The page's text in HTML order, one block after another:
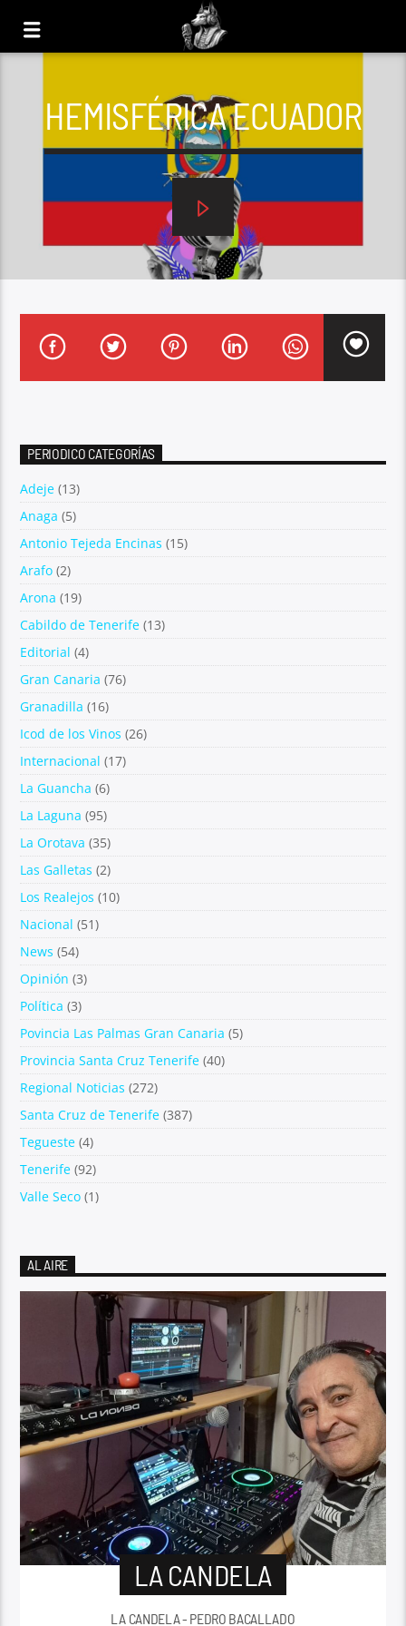
HEMISFÉRICA ECUADOR
PERIODICO CATEGORÍAS
Adeje (13)
Anaga (5)
Antonio Tejeda Encinas (15)
Arafo (2)
Arona (19)
Cabildo de Tenerife (13)
Editorial (4)
Gran Canaria (76)
Granadilla (16)
Icod de los Vinos (26)
Internacional (17)
La Guancha (6)
La Laguna (95)
La Orotava (35)
Las Galletas (2)
Los Realejos (10)
Nacional (51)
News (54)
Opinión (3)
Política (3)
Povincia Las Palmas Gran Canaria (5)
Provincia Santa Cruz Tenerife (40)
Regional Noticias (272)
Santa Cruz de Tenerife (387)
Tegueste (4)
Tenerife (92)
Valle Seco (1)
AL AIRE
LA CANDELA
LA CANDELA - PEDRO BACALLADO